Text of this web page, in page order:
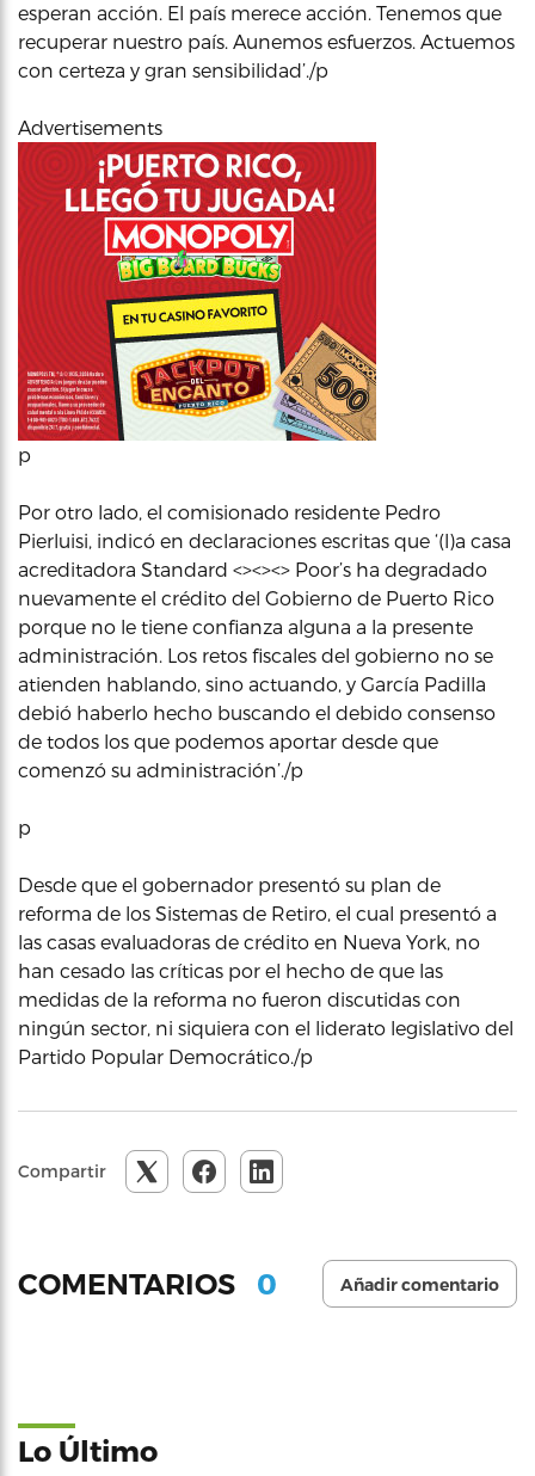
esperan acción. El país merece acción. Tenemos que
recuperar nuestro país. Aunemos esfuerzos. Actuemos
con certeza y gran sensibilidad’./p
Advertisements
p
Por otro lado, el comisionado residente Pedro
Pierluisi, indicó en declaraciones escritas que ‘(l)a casa
acreditadora Standard <><><> Poor’s ha degradado
nuevamente el crédito del Gobierno de Puerto Rico
porque no le tiene confianza alguna a la presente
administración. Los retos fiscales del gobierno no se
atienden hablando, sino actuando, y García Padilla
debió haberlo hecho buscando el debido consenso
de todos los que podemos aportar desde que
comenzó su administración’./p
p
Desde que el gobernador presentó su plan de
reforma de los Sistemas de Retiro, el cual presentó a
las casas evaluadoras de crédito en Nueva York, no
han cesado las críticas por el hecho de que las
medidas de la reforma no fueron discutidas con
ningún sector, ni siquiera con el liderato legislativo del
Partido Popular Democrático./p
Compartir
COMENTARIOS 0 Añadir comentario
Lo Último